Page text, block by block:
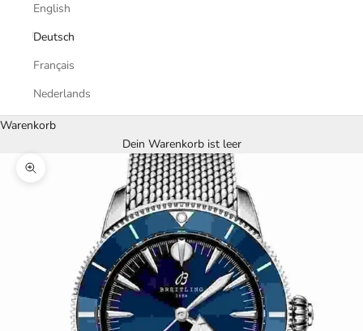
English
Deutsch
Français
Nederlands
Warenkorb
Dein Warenkorb ist leer
Bild vergrößern